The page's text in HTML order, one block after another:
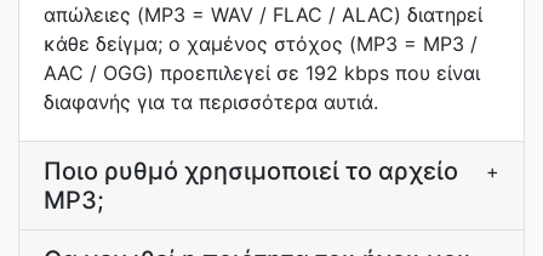
απώλειες (MP3 = WAV / FLAC / ALAC) διατηρεί
κάθε δείγμα; ο χαμένος στόχος (MP3 = MP3 /
AAC / OGG) προεπιλεγεί σε 192 kbps που είναι
διαφανής για τα περισσότερα αυτιά.
Ποιο ρυθμό χρησιμοποιεί το αρχείο
MP3;
+